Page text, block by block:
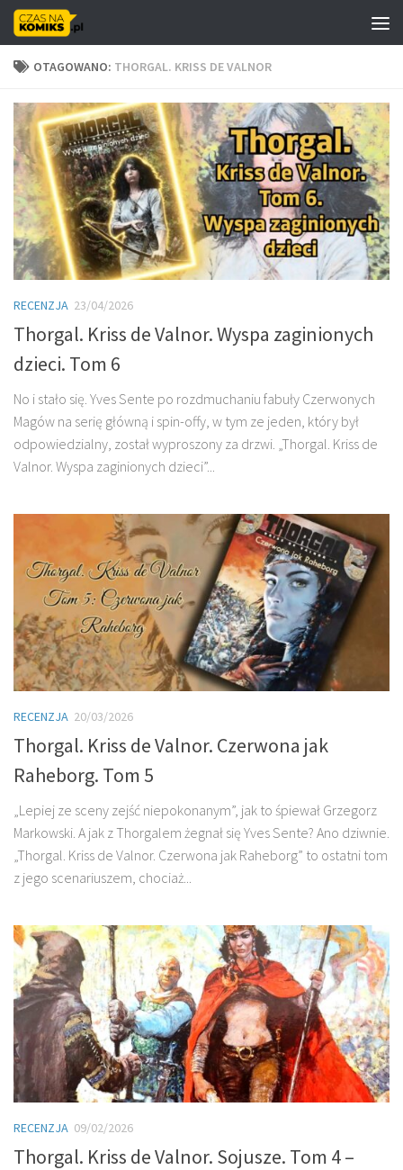
Skip to content
OTAGOWANO: THORGAL. KRISS DE VALNOR
RECENZJA 23/04/2026
Thorgal. Kriss de Valnor. Wyspa zaginionych
dzieci. Tom 6
No i stało się. Yves Sente po rozdmuchaniu fabuły Czerwonych
Magów na serię główną i spin-offy, w tym ze jeden, który był
odpowiedzialny, został wyproszony za drzwi. „Thorgal. Kriss de
Valnor. Wyspa zaginionych dzieci”...
RECENZJA 20/03/2026
Thorgal. Kriss de Valnor. Czerwona jak
Raheborg. Tom 5
„Lepiej ze sceny zejść niepokonanym”, jak to śpiewał Grzegorz
Markowski. A jak z Thorgalem żegnał się Yves Sente? Ano dziwnie.
„Thorgal. Kriss de Valnor. Czerwona jak Raheborg” to ostatni tom
z jego scenariuszem, chociaż...
RECENZJA 09/02/2026
Thorgal. Kriss de Valnor. Sojusze. Tom 4 –